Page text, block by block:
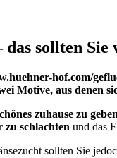
sollten Sie
hof.com/
Motive, aus denen
zuhause zu geben
zu schlachten und das
sollten Sie